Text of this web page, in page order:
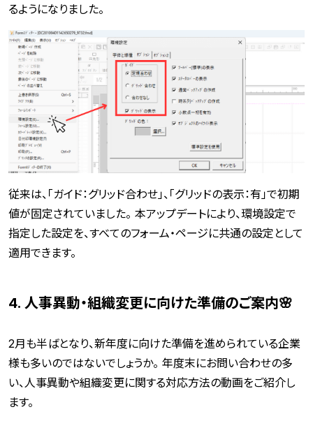
るようになりました。
従来は、「ガイド：グリッド合わせ」、「グリッドの表示：有」で初期
値が固定されていました。 本アップデートにより、環境設定で
指定した設定を、すべてのフォーム・ページに共通の設定として
適用できます。
4. 人事異動・組織変更に向けた準備のご案内🌸
2月も半ばとなり、新年度に向けた準備を進められている企業
様も多いのではないでしょうか。 年度末にお問い合わせの多
い、人事異動や組織変更に関する対応方法の動画をご紹介し
ます。